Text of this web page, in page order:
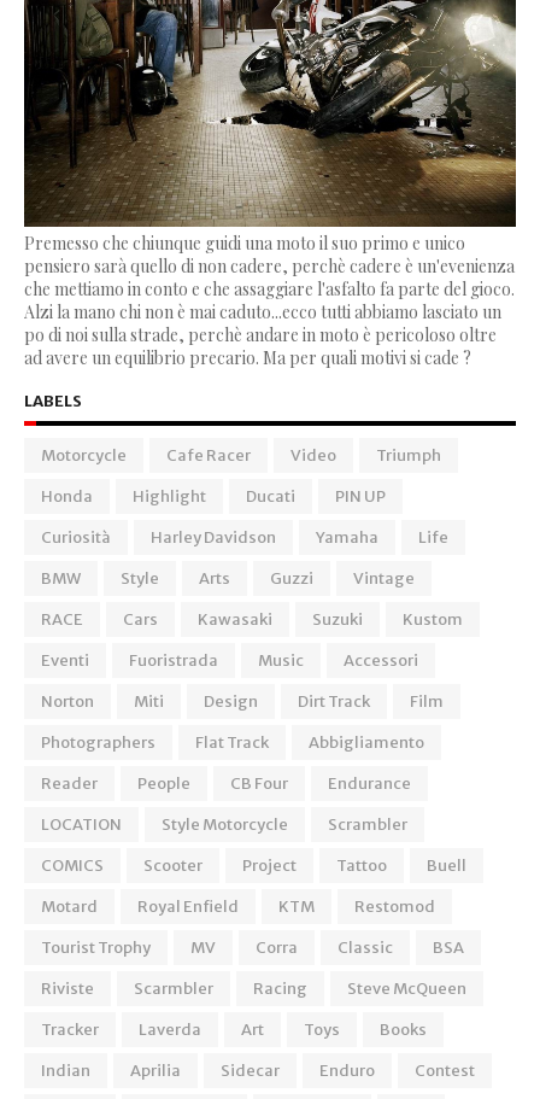
Premesso che chiunque guidi una moto il suo primo e unico
pensiero sarà quello di non cadere, perchè cadere è un'evenienza
che mettiamo in conto e che assaggiare l'asfalto fa parte del gioco.
Alzi la mano chi non è mai caduto...ecco tutti abbiamo lasciato un
po di noi sulla strade, perchè andare in moto è pericoloso oltre
ad avere un equilibrio precario. Ma per quali motivi si cade ?
LABELS
Motorcycle Cafe Racer Video
Triumph
Honda
Highlight Ducati
PIN UP
Curiosità
Harley Davidson Yamaha
Life
BMW
Style Arts Guzzi
Vintage
RACE
Cars Kawasaki Suzuki
Kustom
Eventi
Fuoristrada Music
Accessori
Norton
Miti Design Dirt Track
Film
Photographers
Flat Track
Abbigliamento
Reader
People CB Four
Endurance
LOCATION
Style Motorcycle
Scrambler
COMICS
Scooter Project Tattoo
Buell
Motard
Royal Enfield KTM
Restomod
Tourist Trophy
MV Corra Classic
BSA
Riviste
Scarmbler Racing
Steve McQueen
Tracker
Laverda Art Toys
Books
Indian
Aprilia Sidecar Enduro Contest